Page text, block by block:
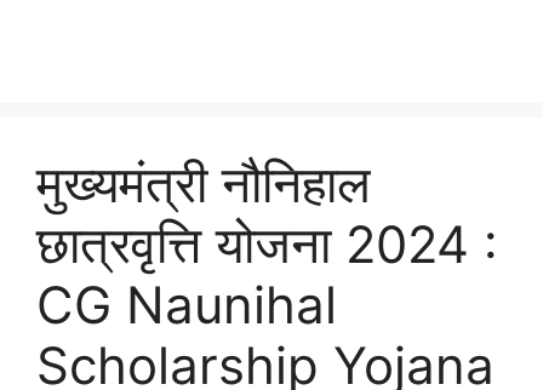
मुख्यमंत्री नौनिहाल
छात्रवृत्ति योजना 2024 :
CG Naunihal
Scholarship Yojana